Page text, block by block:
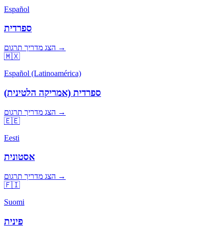
Español
ספרדית
הצג מדריך תרגום →
🇲🇽
Español (Latinoamérica)
ספרדית (אמריקה הלטינית)
הצג מדריך תרגום →
🇪🇪
Eesti
אסטונית
הצג מדריך תרגום →
🇫🇮
Suomi
פינית